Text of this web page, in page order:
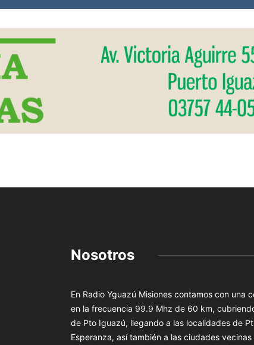
Nosotros
En Radio Yguazú Misiones contamos con una
en la frecuencia 99.9 Mhz de 60 km,
de Pto Iguazú, llegando a las localidades de
Esperanza, así también a las ciudades